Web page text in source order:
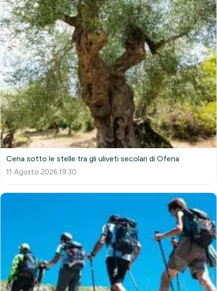
Cena sotto le stelle tra gli uliveti secolari di Ofena
11 Agosto 2026 19:30